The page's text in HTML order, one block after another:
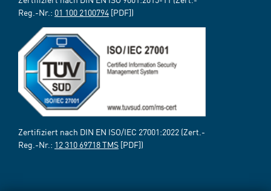
Reg.-Nr.: 01 100 2100794 [PDF])
Zertifiziert nach DIN EN ISO/IEC 27001:2022 (Zert.-
Reg.-Nr.: 12 310 69718 TMS [PDF])